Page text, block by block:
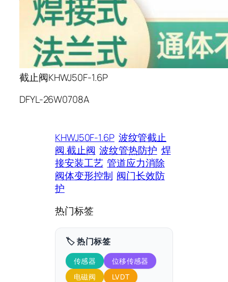
截止阀KHWJ50F-1.6P
DFYL-26W0708A
KHWJ50F-1.6P 波纹管截止
阀.截止阀 波纹管热防护 焊
接安装工艺 管道应力消除
阀体变形控制 阀门长效防
护
热门标签
🏷️ 热门标签
传感器
位移传感器
电磁阀
LVDT